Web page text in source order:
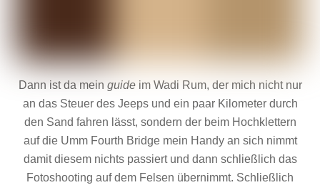
Dann ist da mein guideim Wadi Rum, der mich nicht nur
an das Steuer des Jeeps und ein paar Kilometer durch
den Sand fahren lässt, sondern der beim Hochklettern
auf die Umm Fourth Bridge mein Handy an sich nimmt
damit diesem nichts passiert und dann schließlich das
Fotoshooting auf dem Felsen übernimmt. Schließlich